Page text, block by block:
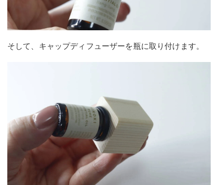
そして、キャップディフューザーを瓶に取り付けます。